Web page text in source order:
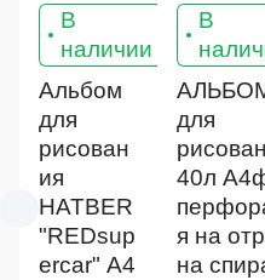
В
наличии
Альбом
для
рисован
ия
HATBER
"REDsup
ercar" А4
В
для
40л
я на
на